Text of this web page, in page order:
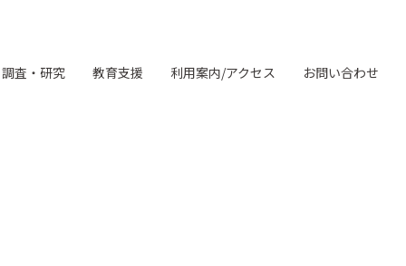
調査・研究 教育支援 利用案内/アクセス お問い合わせ